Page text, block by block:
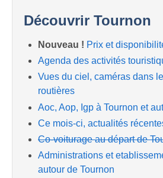
Découvrir Tournon
Nouveau ! Prix et
Agenda des activités
Vues du ciel, caméras dans
routières
Aoc, Aop, Igp à Tournon et
Ce mois-ci, actualités
Co-voiturage au départ de
Administrations et
autour de Tournon